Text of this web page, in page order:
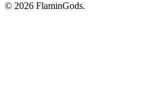
© 2026 FlaminGods.